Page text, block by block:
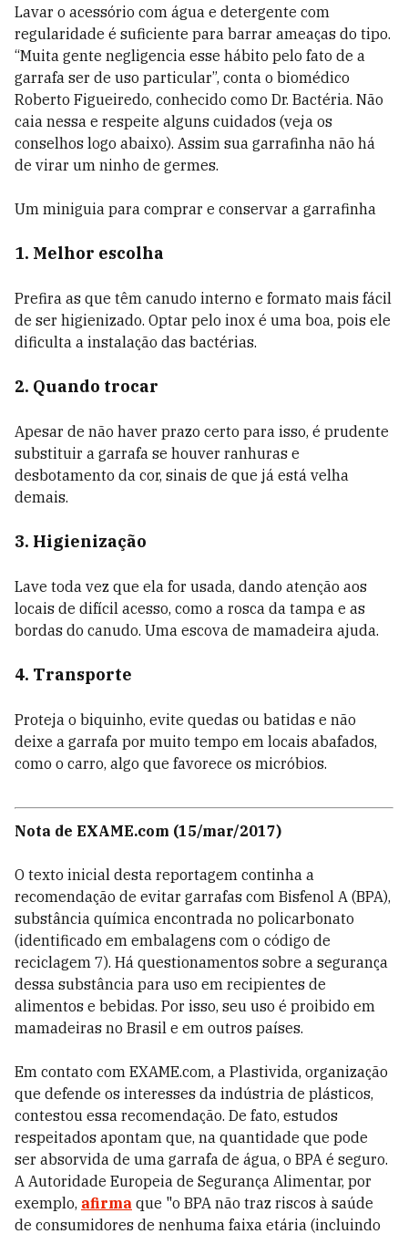
Lavar o acessório com água e detergente com
regularidade é suficiente para barrar ameaças do tipo.
“Muita gente negligencia esse hábito pelo fato de a
garrafa ser de uso particular”, conta o biomédico
Roberto Figueiredo, conhecido como Dr. Bactéria. Não
caia nessa e respeite alguns cuidados (veja os
conselhos logo abaixo). Assim sua garrafinha não há
de virar um ninho de germes.
Um miniguia para comprar e conservar a garrafinha
1. Melhor escolha
Prefira as que têm canudo interno e formato mais fácil
de ser higienizado. Optar pelo inox é uma boa, pois ele
dificulta a instalação das bactérias.
2. Quando trocar
Apesar de não haver prazo certo para isso, é prudente
substituir a garrafa se houver ranhuras e
desbotamento da cor, sinais de que já está velha
demais.
3. Higienização
Lave toda vez que ela for usada, dando atenção aos
locais de difícil acesso, como a rosca da tampa e as
bordas do canudo. Uma escova de mamadeira ajuda.
4. Transporte
Proteja o biquinho, evite quedas ou batidas e não
deixe a garrafa por muito tempo em locais abafados,
como o carro, algo que favorece os micróbios.
Nota de EXAME.com (15/mar/2017)
O texto inicial desta reportagem continha a
recomendação de evitar garrafas com Bisfenol A (BPA),
substância química encontrada no policarbonato
(identificado em embalagens com o código de
reciclagem 7). Há questionamentos sobre a segurança
dessa substância para uso em recipientes de
alimentos e bebidas. Por isso, seu uso é proibido em
mamadeiras no Brasil e em outros países.
Em contato com EXAME.com, a Plastivida, organização
que defende os interesses da indústria de plásticos,
contestou essa recomendação. De fato, estudos
respeitados apontam que, na quantidade que pode
ser absorvida de uma garrafa de água, o BPA é seguro.
A Autoridade Europeia de Segurança Alimentar, por
exemplo, afirma que "o BPA não traz riscos à saúde
de consumidores de nenhuma faixa etária (incluindo